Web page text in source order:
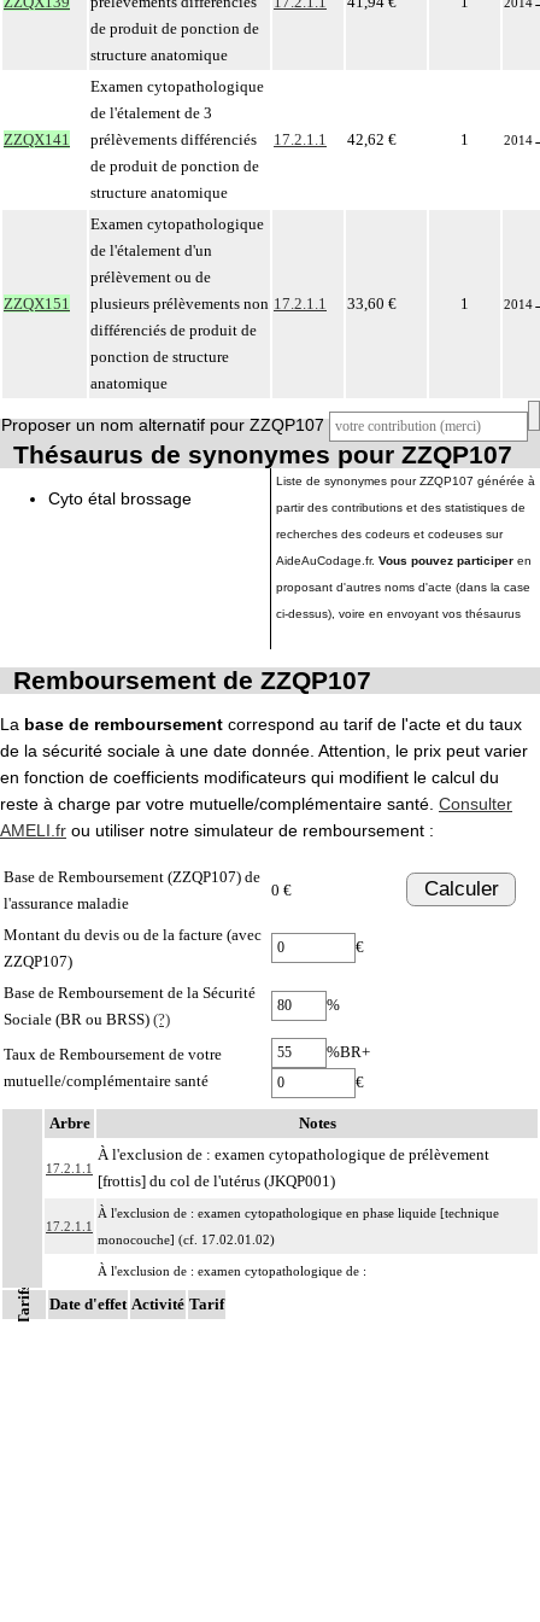
de produit de ponction de
structure anatomique
ZZQX141
Examen cytopathologique
de l'étalement de 3
prélèvements différenciés
de produit de ponction de
structure anatomique
17.2.1.1 42,62 € 1 2014
ZZQX151
Examen cytopathologique
de l'étalement d'un
prélèvement ou de
plusieurs prélèvements non
différenciés de produit de
ponction de structure
anatomique
17.2.1.1 33,60 € 1 2014
Proposer un nom alternatif pour ZZQP107
Thésaurus de synonymes pour ZZQP107
Cyto étal brossage
Liste de synonymes pour ZZQP107 générée à
partir des contributions et des statistiques de
recherches des codeurs et codeuses sur
AideAuCodage.fr. Vous pouvez participer en
proposant d'autres noms d'acte (dans la case
ci-dessus), voire en envoyant vos thésaurus
Remboursement de ZZQP107
La base de remboursement correspond au tarif de l'acte et du taux
de la sécurité sociale à une date donnée. Attention, le prix peut varier
en fonction de coefficients modificateurs qui modifient le calcul du
reste à charge par votre mutuelle/complémentaire santé. Consulter
AMELI.fr ou utiliser notre simulateur de remboursement :
Base de Remboursement (ZZQP107) de
l'assurance maladie
0 € Calculer
Montant du devis ou de la facture (avec
ZZQP107)
€
Base de Remboursement de la Sécurité
Sociale (BR ou BRSS) (?)
%
Taux de Remboursement de votre
mutuelle/complémentaire santé
%BR+
€
Arbre Notes
17.2.1.1
À l'exclusion de : examen cytopathologique de prélèvement
[frottis] du col de l'utérus (JKQP001)
17.2.1.1
À l'exclusion de : examen cytopathologique en phase liquide [technique
monocouche] (cf. 17.02.01.02)
À l'exclusion de : examen cytopathologique de :
- de produit de lavage bronchioloalvéolaire, avec coloration spéciale
(GEQX002, GEQX001)
Tarifs Date d'effet Activité Tarif